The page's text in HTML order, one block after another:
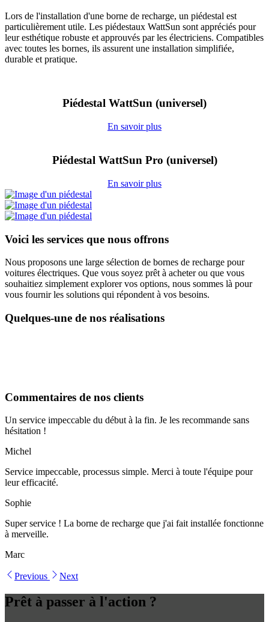
Lors de l'installation d'une borne de recharge, un piédestal est
particulièrement utile. Les piédestaux WattSun sont appréciés pour
leur esthétique robuste et approuvés par les électriciens. Compatibles
avec toutes les bornes, ils assurent une installation simplifiée,
durable et pratique.
Piédestal WattSun (universel)
En savoir plus
Piédestal WattSun Pro (universel)
En savoir plus
Voici les services que nous offrons
Nous proposons une large sélection de bornes de recharge pour
voitures électriques. Que vous soyez prêt à acheter ou que vous
souhaitiez simplement explorer vos options, nous sommes là pour
vous fournir les solutions qui répondent à vos besoins.
Quelques-une de nos réalisations
Commentaires de nos clients
Un service impeccable du début à la fin. Je les recommande sans
hésitation !
Michel
Service impeccable, processus simple. Merci à toute l'équipe pour
leur efficacité.
Sophie
Super service ! La borne de recharge que j'ai fait installée fonctionne
à merveille.
Marc
Previous Next
Prêt à passer à l'action ?